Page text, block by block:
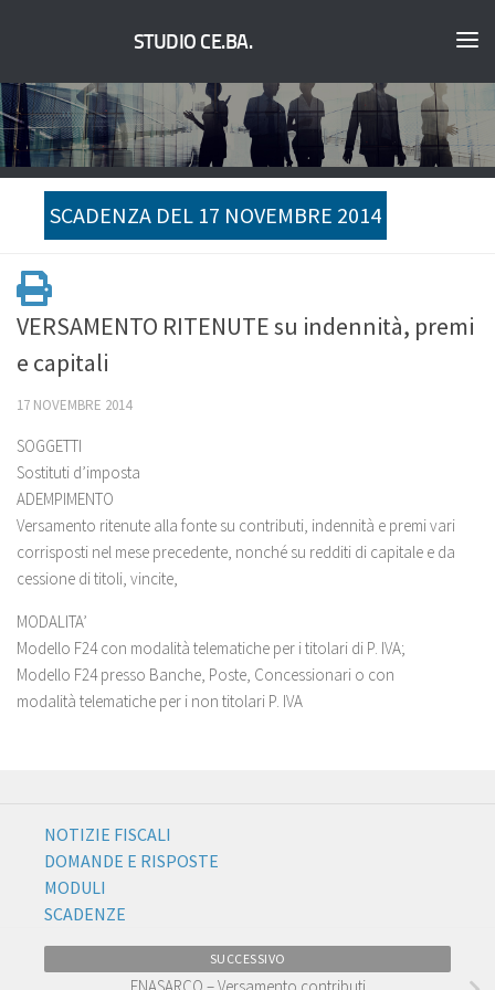
STUDIO CE.BA.
SCADENZA DEL 17 NOVEMBRE 2014
VERSAMENTO RITENUTE su indennità, premi
e capitali
17 NOVEMBRE 2014
SOGGETTI
Sostituti d’imposta
ADEMPIMENTO
Versamento ritenute alla fonte su contributi, indennità e premi vari
corrisposti nel mese precedente, nonché su redditi di capitale e da
cessione di titoli, vincite,
MODALITA’
Modello F24 con modalità telematiche per i titolari di P. IVA;
Modello F24 presso Banche, Poste, Concessionari o con
modalità telematiche per i non titolari P. IVA
NOTIZIE FISCALI
DOMANDE E RISPOSTE
MODULI
SCADENZE
SUCCESSIVO